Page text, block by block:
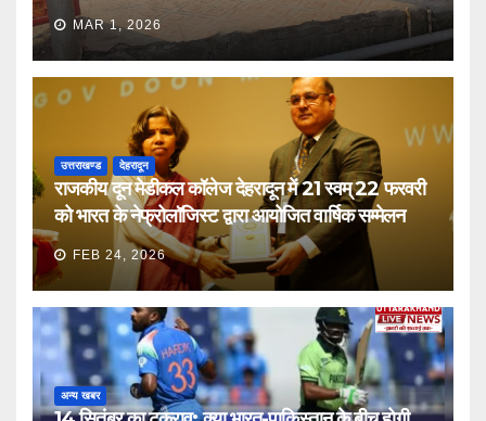
MAR 1, 2026
उत्तराखण्ड देहरादून
राजकीय दून मेडीकल कॉलेज देहरादून में 21 स्वम् 22 फरवरी
को भारत के नेफ्रोलॉजिस्ट द्वारा आयोजित वार्षिक सम्मेलन
FEB 24, 2026
अन्य खबर